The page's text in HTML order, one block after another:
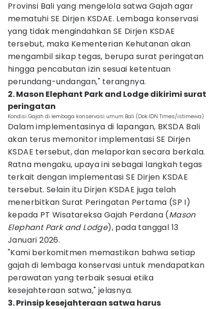
Provinsi Bali yang mengelola satwa Gajah agar
mematuhi SE Dirjen KSDAE. Lembaga konservasi
yang tidak mengindahkan SE Dirjen KSDAE
tersebut, maka Kementerian Kehutanan akan
mengambil sikap tegas, berupa surat peringatan
hingga pencabutan izin sesuai ketentuan
perundang-undangan," terangnya.
2. Mason Elephant Park and Lodge dikirimi surat
peringatan
Kondisi Gajah di lembaga konservasi umum Bali (Dok.IDN Times/istimewa)
Dalam implementasinya di lapangan, BKSDA Bali
akan terus memonitor implementasi SE Dirjen
KSDAE tersebut, dan melaporkan secara berkala.
Ratna mengaku, upaya ini sebagai langkah tegas
terkait dengan implementasi SE Dirjen KSDAE
tersebut. Selain itu Dirjen KSDAE juga telah
menerbitkan Surat Peringatan Pertama (SP I)
kepada PT Wisatareksa Gajah Perdana (Mason
Elephant Park and Lodge), pada tanggal 13
Januari 2026.
"Kami berkomitmen memastikan bahwa setiap
gajah di lembaga konservasi untuk mendapatkan
perawatan yang terbaik sesuai etika
kesejahteraan satwa," jelasnya.
3. Prinsip kesejahteraan satwa harus